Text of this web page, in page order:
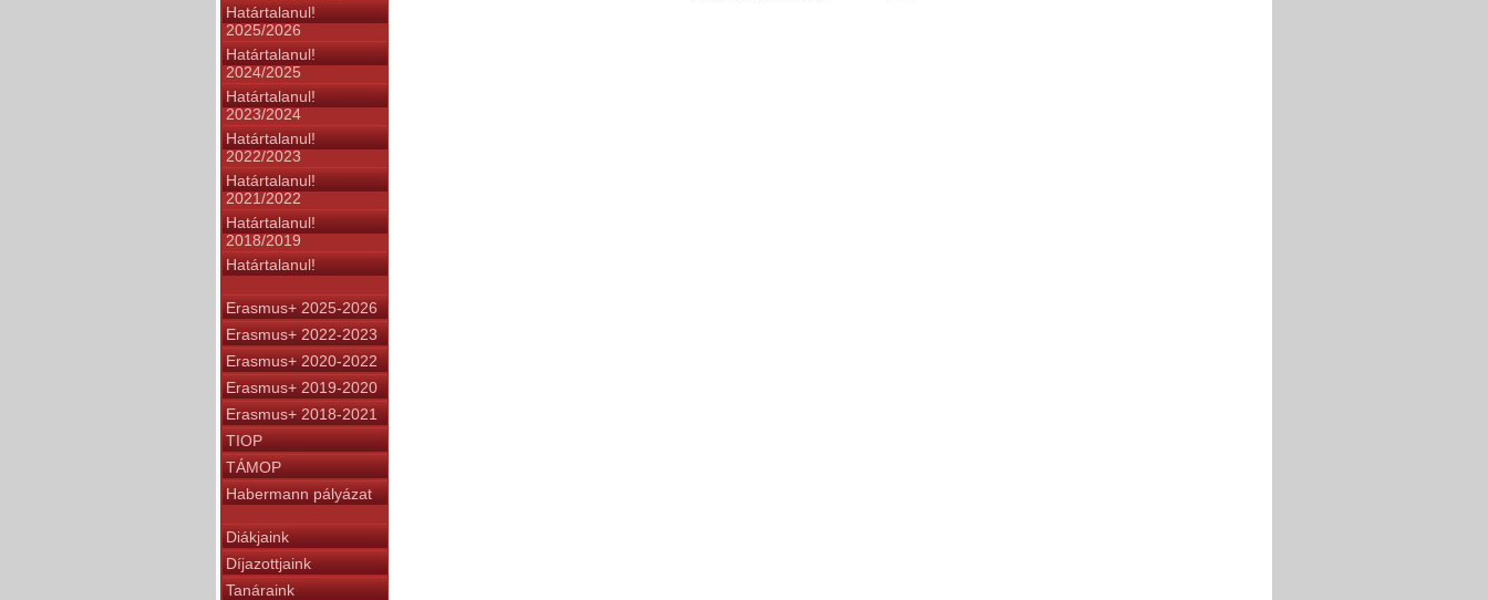
Határtalanul!
2025/2026
Határtalanul!
2024/2025
Határtalanul!
2023/2024
Határtalanul!
2022/2023
Határtalanul!
2021/2022
Határtalanul!
2018/2019
Határtalanul!
Erasmus+ 2025-2026
Erasmus+ 2022-2023
Erasmus+ 2020-2022
Erasmus+ 2019-2020
Erasmus+ 2018-2021
TIOP
TÁMOP
Habermann pályázat
Diákjaink
Díjazottjaink
Tanáraink